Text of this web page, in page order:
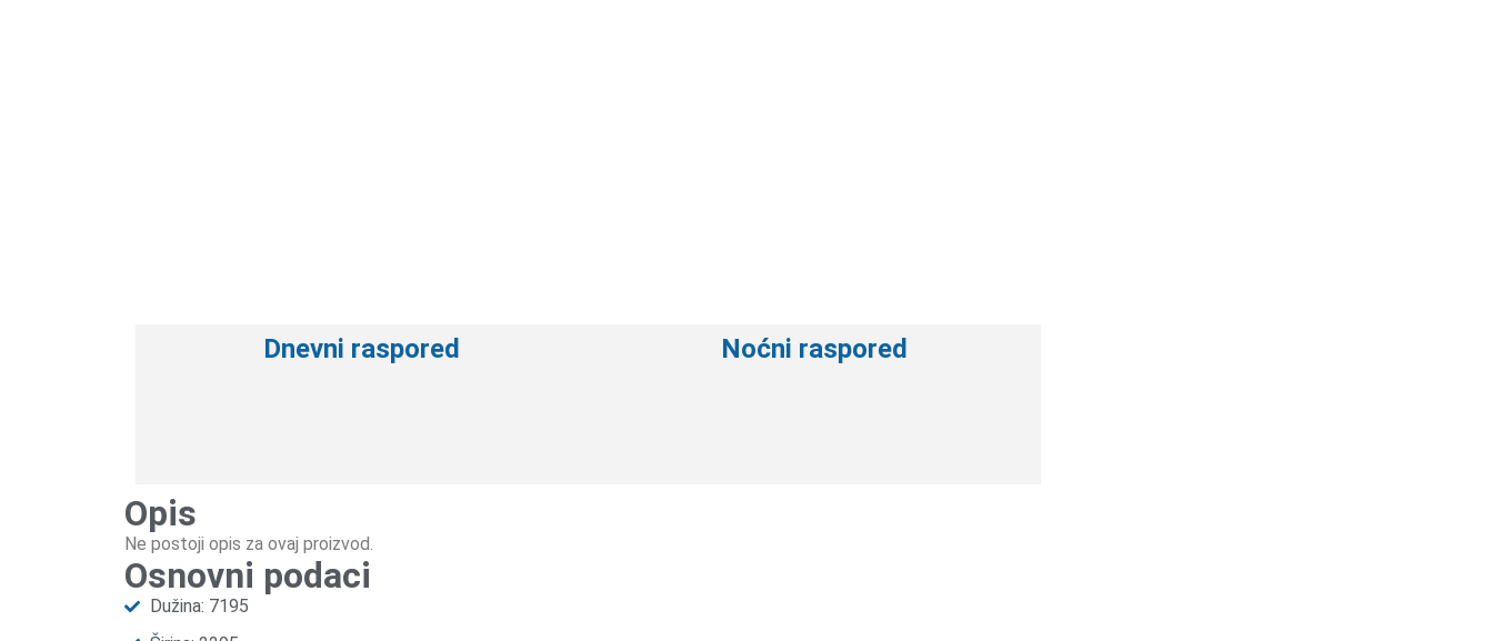
Dnevni raspored Noćni raspored
Opis
Ne postoji opis za ovaj proizvod.
Osnovni podaci
Dužina: 7195